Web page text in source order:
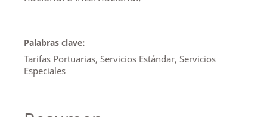
Palabras clave:
Tarifas Portuarias, Servicios Estándar, Servicios
Especiales